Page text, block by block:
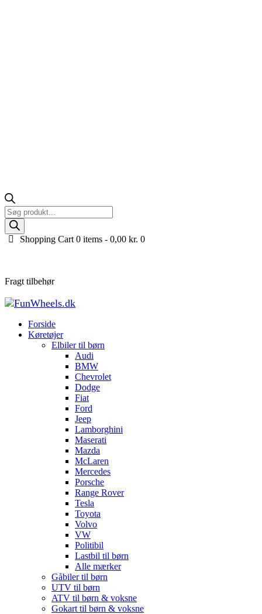
Products
search
Shopping Cart 0 items -0,00kr. 0
Fragt tilbehør
Forside
Køretøjer
Elbiler til børn
Audi
BMW
Chevrolet
Dodge
Fiat
Ford
Jeep
Lamborghini
Maserati
Mazda
McLaren
Mercedes
Porsche
Range Rover
Tesla
Toyota
Volvo
VW
Politibil
Lastbil til børn
Alle mærker
Gåbiler til børn
UTV til børn
ATV til børn & voksne
Gokart til børn & voksne